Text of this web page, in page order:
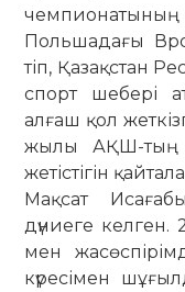
Поль­ша­дағы
тіп, Қазақстан
спорт шебері
алғаш қол
жы­лы АҚШ-тың
жетістігін
Мақсат
дүниеге
мен
күре­сі­мен